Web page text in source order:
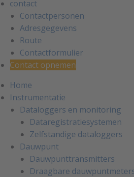
contact
Contactpersonen
Adresgegevens
Route
Contactformulier
Contact opnemen
Home
Instrumentatie
Dataloggers en monitoring
Dataregistratiesystemen
Zelfstandige dataloggers
Dauwpunt
Dauwpunttransmitters
Draagbare